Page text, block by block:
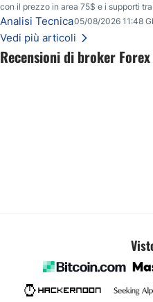
Recensioni di broker
con il prezzo in area 75$ e i supporti
ribasso potrà estendersi verso quota
Analisi Tecnica05/08/2026 11:48
Vedi più articoli